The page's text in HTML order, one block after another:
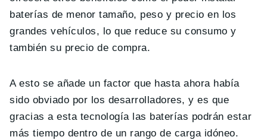
baterías de menor tamaño, peso y precio en los
grandes vehículos, lo que reduce su consumo y
también su precio de compra.
A esto se añade un factor que hasta ahora había
sido obviado por los desarrolladores, y es que
gracias a esta tecnología las baterías podrán estar
más tiempo dentro de un rango de carga idóneo.